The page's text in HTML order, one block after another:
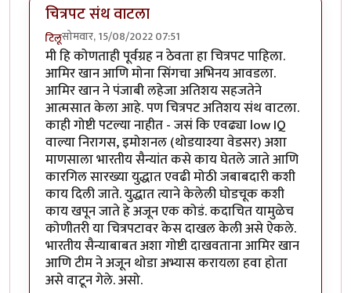
चित्रपट संथ वाटला
टिलूसोमवार, 15/08/2022 07:51
मी हि कोणताही पूर्वग्रह न ठेवता हा चित्रपट पाहिला.
आमिर खान आणि मोना सिंगचा अभिनय आवडला.
आमिर खान ने पंजाबी लहेजा अतिशय सहजतेने
आत्मसात केला आहे. पण चित्रपट अतिशय संथ वाटला.
काही गोष्टी पटल्या नाहीत - जसं कि एवढ्या low IQ
वाल्या निरागस, इमोशनल (थोडयाश्या वेडसर) अशा
माणसाला भारतीय सैन्यांत कसे काय घेतले जाते आणि
कारगिल सारख्या युद्धात एवढी मोठी जबाबदारी कशी
काय दिली जाते. युद्धात त्याने केलेली घोडचूक कशी
काय खपून जाते हे अजून एक कोडं. कदाचित यामुळेच
कोणीतरी या चित्रपटावर केस दाखल केली असे ऐकले.
भारतीय सैन्याबाबत अशा गोष्टी दाखवताना आमिर खान
आणि टीम ने अजून थोडा अभ्यास करायला हवा होता
असे वाटून गेले. असो.